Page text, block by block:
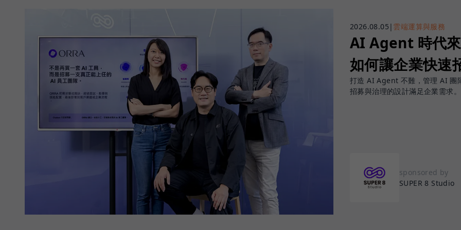
2026.08.05 | 雲端運算與服務
AI Agent 時代
如何讓企業快速
打造 AI Agent 不難，管理 AI 團
招募與治理的設計滿足企業需求。
sponsored by
SUPER 8 Studio